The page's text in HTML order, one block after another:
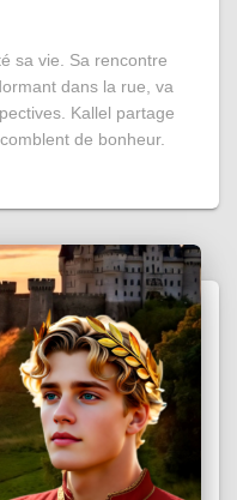
sa vie. Sa rencontre
dans la rue, va
Kallel partage
de bonheur.